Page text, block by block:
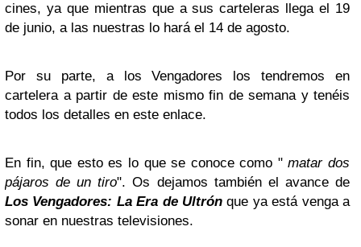
cines, ya que mientras que a sus carteleras llega el 19
de junio, a las nuestras lo hará el 14 de agosto.
Por su parte, a los Vengadores los tendremos en
cartelera a partir de este mismo fin de semana y tenéis
todos los detalles en este enlace.
En fin, que esto es lo que se conoce como "matar dos
pájaros de un tiro". Os dejamos también el avance de
Los Vengadores: La Era de Ultrón que ya está venga a
sonar en nuestras televisiones.